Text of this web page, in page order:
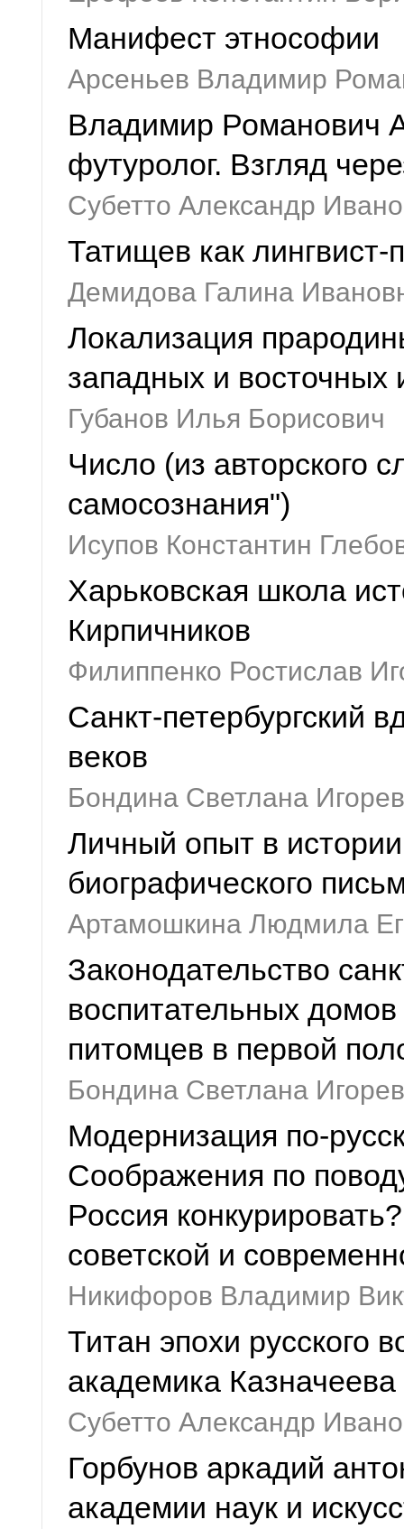
Манифест этнософии
Арсеньев Владимир
Владимир Романович
футуролог. Взгляд
Субетто Александр
Татищев как лингвист-
Демидова Галина
Локализация
западных и восточных
Губанов Илья Борисович
Число (из авторского
самосознания")
Исупов Константин
Харьковская школа
Кирпичников
Филиппенко Ростислав
Санкт-петербургский
веков
Бондина Светлана
Личный опыт в
биографического
Артамошкина Людмила
Законодательство
воспитательных
питомцев в первой
Бондина Светлана
Модернизация по-
Соображения по
Россия
советской и
Никифоров Владимир
Титан эпохи русского
академика
Субетто Александр
Горбунов аркадий
академии наук и